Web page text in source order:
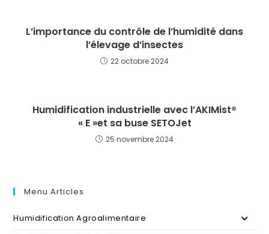
L’importance du contrôle de l’humidité dans
l’élevage d’insectes
22 octobre 2024
Humidification industrielle avec l’AKIMist®
« E »et sa buse SETOJet
25 novembre 2024
Menu Articles
Humidification Agroalimentaire